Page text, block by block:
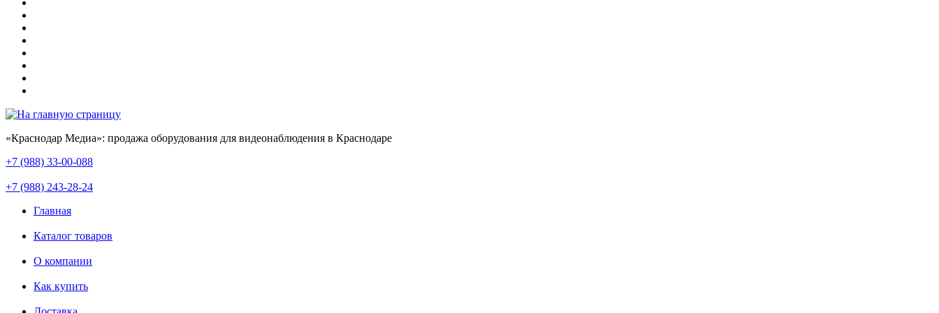
«Краснодар Медиа»: продажа оборудования для видеонаблюдения в Краснодаре
+7 (988) 33-00-088
+7 (988) 243-28-24
Главная
Каталог товаров
О компании
Как купить